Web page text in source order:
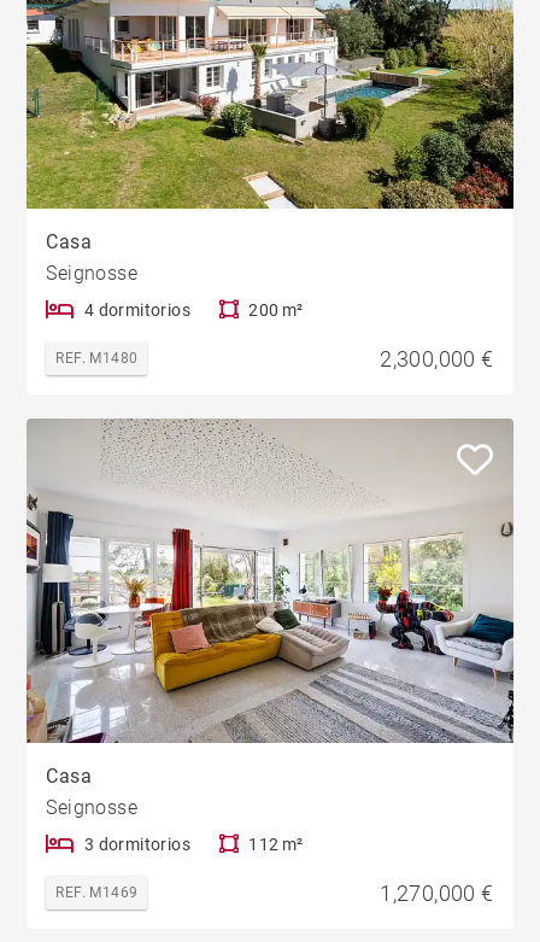
Casa
Seignosse
4 dormitorios 200 m²
REF. M1480 2,300,000 €
Casa
Seignosse
3 dormitorios 112 m²
REF. M1469 1,270,000 €